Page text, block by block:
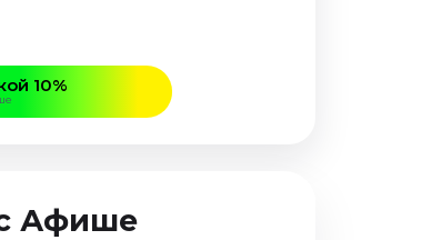
10%
Афише